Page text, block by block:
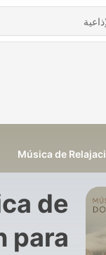
Música de
de
para